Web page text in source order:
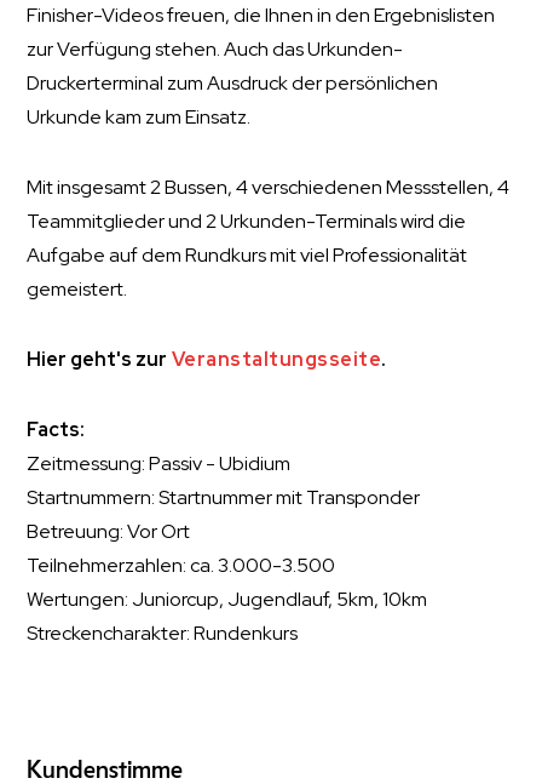
Finisher-Videos freuen, die Ihnen in den Ergebnislisten
zur Verfügung stehen. Auch das Urkunden-
Druckerterminal zum Ausdruck der persönlichen
Urkunde kam zum Einsatz.
Mit insgesamt 2 Bussen, 4 verschiedenen Messstellen, 4
Teammitglieder und 2 Urkunden-Terminals wird die
Aufgabe auf dem Rundkurs mit viel Professionalität
gemeistert.
Hier geht's zur Veranstaltungsseite.
Facts:
Zeitmessung: Passiv - Ubidium
Startnummern: Startnummer mit Transponder
Betreuung: Vor Ort
Teilnehmerzahlen: ca. 3.000-3.500
Wertungen: Juniorcup, Jugendlauf, 5km, 10km
Streckencharakter: Rundenkurs
Kundenstimme